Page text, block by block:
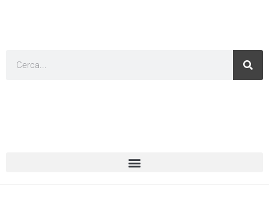
Cerca